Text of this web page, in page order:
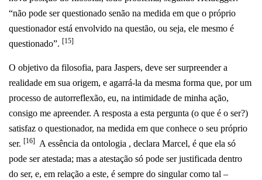
“não pode ser questionado senão na medida em que o próprio
questionador está envolvido na questão, ou seja, ele mesmo é
questionado”. [15]
O objetivo da filosofia, para Jaspers, deve ser surpreender a
realidade em sua origem, e agarrá-la da mesma forma que, por um
processo de autorreflexão, eu, na intimidade de minha ação,
consigo me apreender. A resposta a esta pergunta (o que é o ser?)
satisfaz o questionador, na medida em que conhece o seu próprio
ser. [16]
A essência da ontologia , declara Marcel, é que ela só
pode ser atestada; mas a atestação só pode ser justificada dentro
do ser, e, em relação a este, é sempre do singular como tal –